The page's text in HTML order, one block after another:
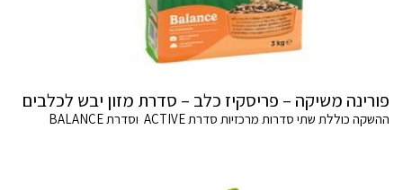
פורינה משיקה – פריסקיז כלב – סדרת מזון יבש לכלבים
ההשקה כוללת שתי סדרות מרכזיות סדרת ACTIVE וסדרת BALANCE